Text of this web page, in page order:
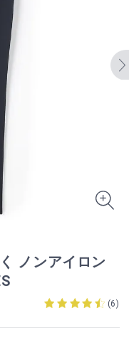
ノンアイロン
(6)